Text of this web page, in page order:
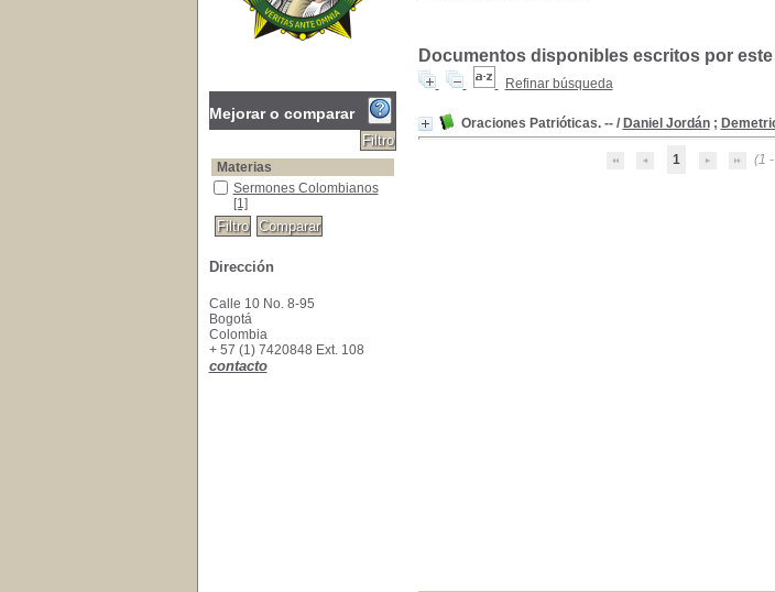
Documentos disponibles escritos por este
Refinar búsqueda
Oraciones Patrióticas. --/ Daniel Jordán;
1 (1
Mejorar o comparar
Materias
Sermones Colombianos
Sermones Colombianos
[1]
Dirección
Calle 10 No. 8-95
Bogotá
Colombia
+ 57 (1) 7420848 Ext. 108
contacto